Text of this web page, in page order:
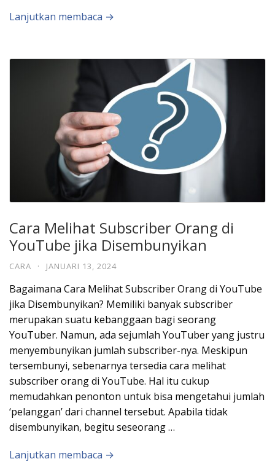
Lanjutkan membaca →
Cara Melihat Subscriber Orang di
YouTube jika Disembunyikan
CARA · JANUARI 13, 2024
Bagaimana Cara Melihat Subscriber Orang di YouTube
jika Disembunyikan? Memiliki banyak subscriber
merupakan suatu kebanggaan bagi seorang
YouTuber. Namun, ada sejumlah YouTuber yang justru
menyembunyikan jumlah subscriber-nya. Meskipun
tersembunyi, sebenarnya tersedia cara melihat
subscriber orang di YouTube. Hal itu cukup
memudahkan penonton untuk bisa mengetahui jumlah
‘pelanggan’ dari channel tersebut. Apabila tidak
disembunyikan, begitu seseorang …
Lanjutkan membaca →